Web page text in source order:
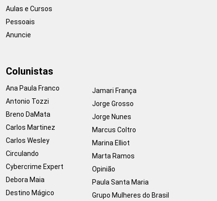
Aulas e Cursos
Pessoais
Anuncie
Colunistas
Ana Paula Franco
Antonio Tozzi
Breno DaMata
Carlos Martinez
Carlos Wesley
Circulando
Cybercrime Expert
Debora Maia
Destino Mágico
Jamari França
Jorge Grosso
Jorge Nunes
Marcus Coltro
Marina Elliot
Marta Ramos
Opinião
Paula Santa Maria
Grupo Mulheres do Brasil